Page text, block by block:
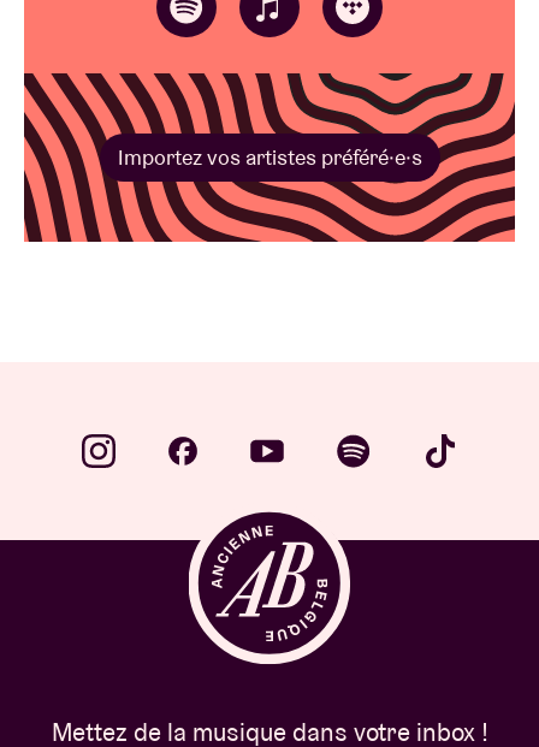
Importez vos artistes préféré·e·s
Mettez de la musique dans votre inbox !